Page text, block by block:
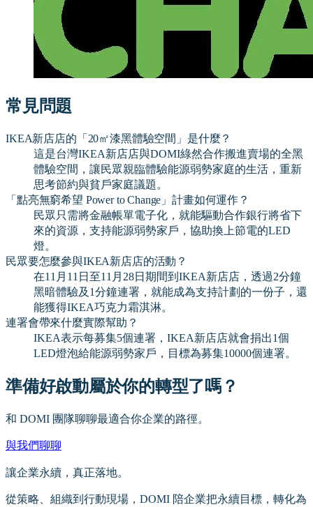
常見問題
IKEA新店店的「20㎡漆黑體驗空間」是什麼？
這是台灣IKEA新店店與DOMI綠然合作搬進賣場的全黑
體驗空間，讓民眾親臨體驗能源弱勢家庭的生活，重新
思考節約與貧戶家庭議題。
「點亮無窮希望 Power to Change」計畫如何運作？
民眾只需將金融帳單電子化，就能驅動合作銀行將省下
來的資源，支持能源弱勢家戶，協助換上節電的LED
燈。
民眾要怎麼參與IKEA新店店的活動？
在11月11日至11月28日期間到IKEA新店店，透過2分鐘
黑暗體驗及1分鐘連署，就能成為支持計劃的一份子，還
能獲得IKEA巧克力霜淇淋。
連署會帶來什麼實際幫助？
IKEA表示每募集5個連署，IKEA新店店就會捐出1個
LED燈泡給能源弱勢家戶，目標為募集10000個連署。
準備好啟動屬於你的轉型了嗎？
和 DOMI 團隊聊聊最適合你企業的路徑。
與我們聊聊
讓企業永續，真正落地。
從策略、組織到行動現場，DOMI 陪企業把永續目標，轉化為